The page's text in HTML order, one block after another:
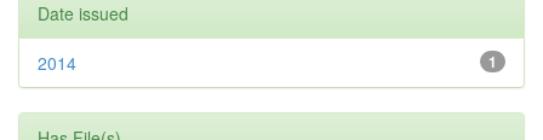
Date issued
1
2014